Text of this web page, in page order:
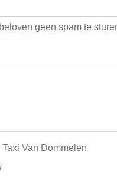
Van Dommelen